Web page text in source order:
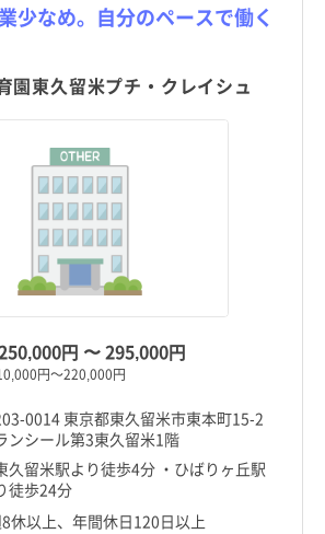
少なめ。自分のペースで働く
園東久留米プチ・クレイシュ
円 〜295,000円
円～220,000円
0014 東京都東久留米市東本町15-2
ンシール第3東久留米1階
久留米駅より徒歩4分 ・ひばりヶ丘駅
徒歩24分
休以上、年間休日120日以上